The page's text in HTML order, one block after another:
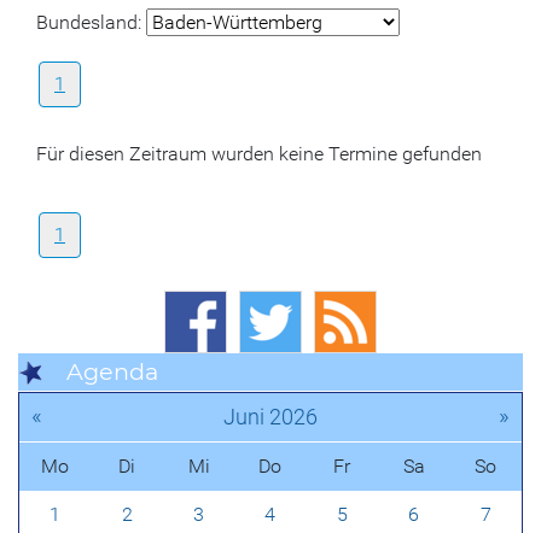
Bundesland:
1
Für diesen Zeitraum wurden keine Termine gefunden
1
Agenda
« Juni 2026 »
Mo Di Mi Do Fr Sa So
1 2 3 4 5 6 7